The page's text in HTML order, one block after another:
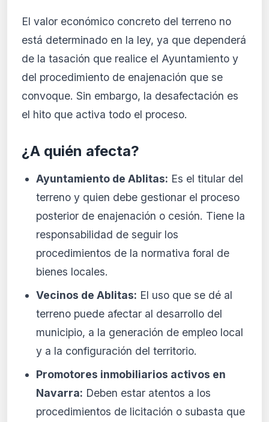
El valor económico concreto del terreno no
está determinado en la ley, ya que dependerá
de la tasación que realice el Ayuntamiento y
del procedimiento de enajenación que se
convoque. Sin embargo, la desafectación es
el hito que activa todo el proceso.
¿A quién afecta?
Ayuntamiento de Ablitas: Es el titular del
terreno y quien debe gestionar el proceso
posterior de enajenación o cesión. Tiene la
responsabilidad de seguir los
procedimientos de la normativa foral de
bienes locales.
Vecinos de Ablitas: El uso que se dé al
terreno puede afectar al desarrollo del
municipio, a la generación de empleo local
y a la configuración del territorio.
Promotores inmobiliarios activos en
Navarra: Deben estar atentos a los
procedimientos de licitación o subasta que